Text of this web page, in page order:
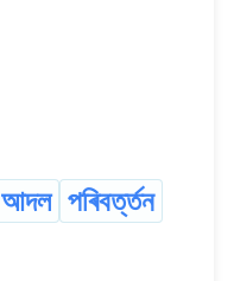
আদল পৰিবৰ্ত্তন